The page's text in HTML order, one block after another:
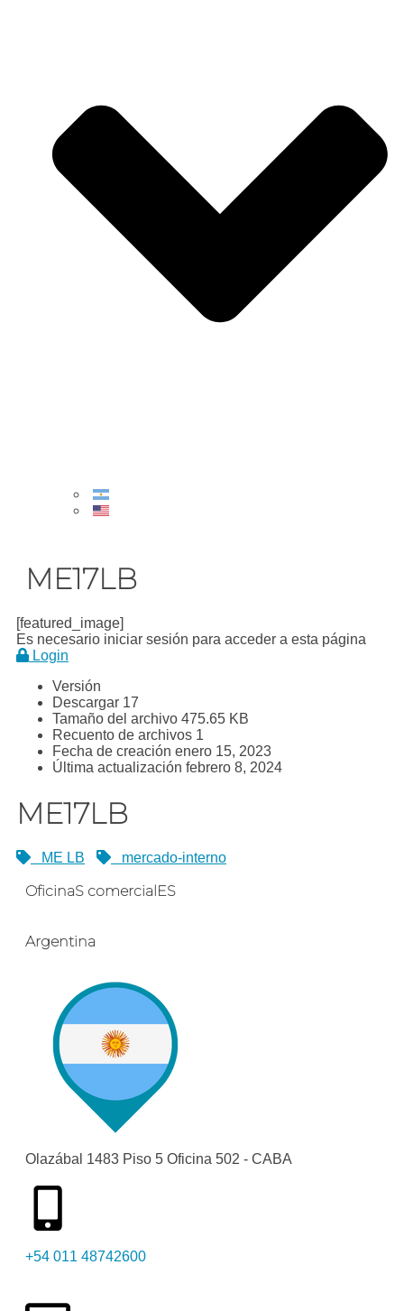
ME17LB
[featured_image]
Es necesario iniciar sesión para acceder a esta página
Login
Versión
Descargar 17
Tamaño del archivo 475.65 KB
Recuento de archivos 1
Fecha de creación enero 15, 2023
Última actualización febrero 8, 2024
ME17LB
ME LB mercado-interno
OficinaS comercialES
Argentina
Olazábal 1483 Piso 5 Oficina 502 - CABA
+54 011 48742600​